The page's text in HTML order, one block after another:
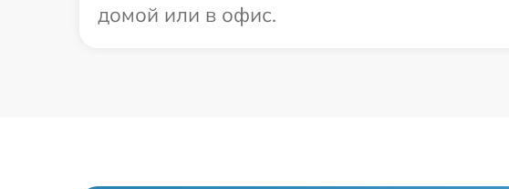
домой или в офис.